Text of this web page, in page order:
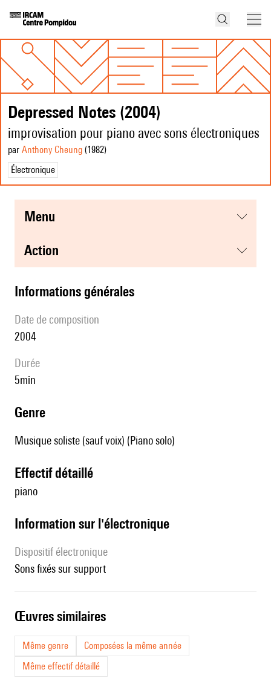
Depressed Notes (2004)
improvisation pour piano avec sons électroniques
par Anthony Cheung (1982)
Électronique
menu
action
informations générales
date de composition
2004
durée
5min
genre
Musique soliste (sauf voix) (Piano solo)
effectif détaillé
piano
Information sur l'électronique
Dispositif électronique
sons fixés sur support
œuvres similaires
Même genre
Composées la même année
Même effectif détaillé